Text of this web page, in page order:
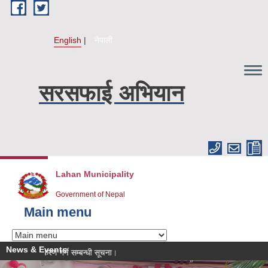
Skip to main content
English नेपाली
सरसफाई अभियान
Lahan Municipality
Government of Nepal
Main menu
News & Events
आवेदन नवीकरण गर्ने सम्बन्धी सूचना।